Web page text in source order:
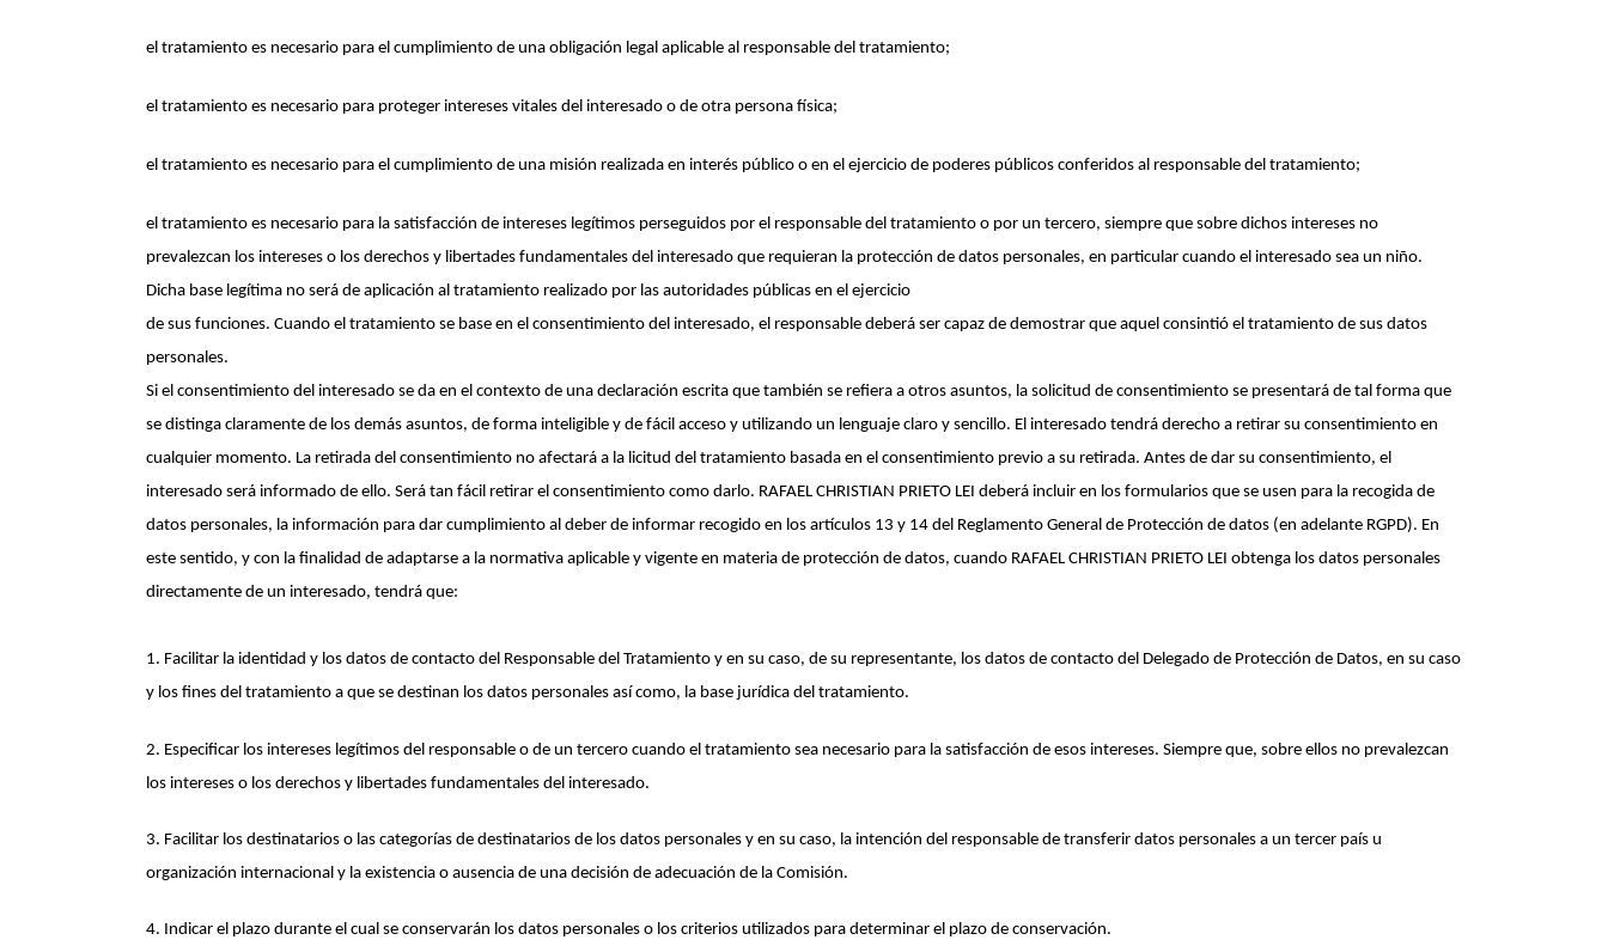
el tratamiento es necesario para el cumplimiento de una obligación legal aplicable al responsable del tratamiento;
el tratamiento es necesario para proteger intereses vitales del interesado o de otra persona física;
el tratamiento es necesario para el cumplimiento de una misión realizada en interés público o en el ejercicio de poderes públicos conferidos al responsable del tratamiento;
el tratamiento es necesario para la satisfacción de intereses legítimos perseguidos por el responsable del tratamiento o por un tercero, siempre que sobre dichos intereses no
prevalezcan los intereses o los derechos y libertades fundamentales del interesado que requieran la protección de datos personales, en particular cuando el interesado sea un niño.
Dicha base legítima no será de aplicación al tratamiento realizado por las autoridades públicas en el ejercicio
de sus funciones. Cuando el tratamiento se base en el consentimiento del interesado, el responsable deberá ser capaz de demostrar que aquel consintió el tratamiento de sus datos
personales.
Si el consentimiento del interesado se da en el contexto de una declaración escrita que también se refiera a otros asuntos, la solicitud de consentimiento se presentará de tal forma que
se distinga claramente de los demás asuntos, de forma inteligible y de fácil acceso y utilizando un lenguaje claro y sencillo. El interesado tendrá derecho a retirar su consentimiento en
cualquier momento. La retirada del consentimiento no afectará a la licitud del tratamiento basada en el consentimiento previo a su retirada. Antes de dar su consentimiento, el
interesado será informado de ello. Será tan fácil retirar el consentimiento como darlo. RAFAEL CHRISTIAN PRIETO LEI deberá incluir en los formularios que se usen para la recogida de
datos personales, la información para dar cumplimiento al deber de informar recogido en los artículos 13 y 14 del Reglamento General de Protección de datos (en adelante RGPD). En
este sentido, y con la finalidad de adaptarse a la normativa aplicable y vigente en materia de protección de datos, cuando RAFAEL CHRISTIAN PRIETO LEI obtenga los datos personales
directamente de un interesado, tendrá que:
1. Facilitar la identidad y los datos de contacto del Responsable del Tratamiento y en su caso, de su representante, los datos de contacto del Delegado de Protección de Datos, en su caso
y los fines del tratamiento a que se destinan los datos personales así como, la base jurídica del tratamiento.
2. Especificar los intereses legítimos del responsable o de un tercero cuando el tratamiento sea necesario para la satisfacción de esos intereses. Siempre que, sobre ellos no prevalezcan
los intereses o los derechos y libertades fundamentales del interesado.
3. Facilitar los destinatarios o las categorías de destinatarios de los datos personales y en su caso, la intención del responsable de transferir datos personales a un tercer país u
organización internacional y la existencia o ausencia de una decisión de adecuación de la Comisión.
4. Indicar el plazo durante el cual se conservarán los datos personales o los criterios utilizados para determinar el plazo de conservación.